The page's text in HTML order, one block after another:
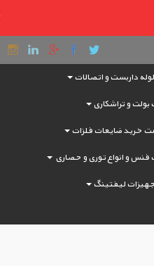
داربست و اتصالات
و تراشکاری
خرید ضایعات فلزات
و انواع توری و حصاری
لیفتینگ